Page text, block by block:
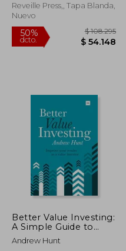
$ 91.237
$ 45.619
Reveille Press,, Tapa Blanda,
Nuevo
50%
dcto.
Better Value Investing:
A Simple Guide to
Improving Your
Results as a Value
Andrew Hunt